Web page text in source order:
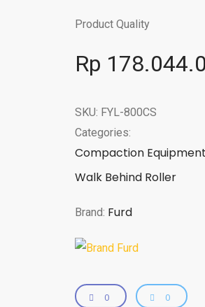
Product Quality
Rp
SKU: FYL-800CS
Categories:
Compaction Equipment
Walk Behind Roller
Brand: Furd
0 0